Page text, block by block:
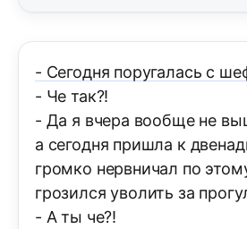
- Сегодня поругалась с
- Че так?!
- Да я вчера вообще не
а сегодня пришла к
громко нервничал по
грозился уволить за
- А ты че?!